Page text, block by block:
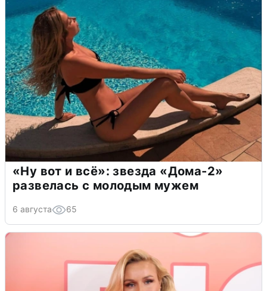
«Ну вот и всё»: звезда «Дома-2»
развелась с молодым мужем
6 августа 65